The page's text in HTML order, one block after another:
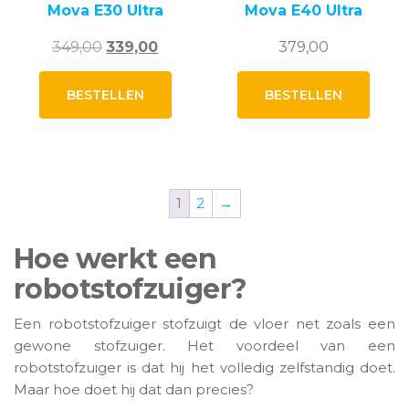
Mova E30 Ultra
349,00 Oorspronkelijke
prijs
was:
339,00Huidige
prijs
339,00.
BESTELLEN
Mova E40 Ultra
379,00
BESTELLEN
1 2 →
Hoe werkt een
robotstofzuiger?
Een robotstofzuiger stofzuigt de vloer net zoals een
gewone stofzuiger. Het voordeel van een
robotstofzuiger is dat hij het volledig zelfstandig doet.
Maar hoe doet hij dat dan precies?